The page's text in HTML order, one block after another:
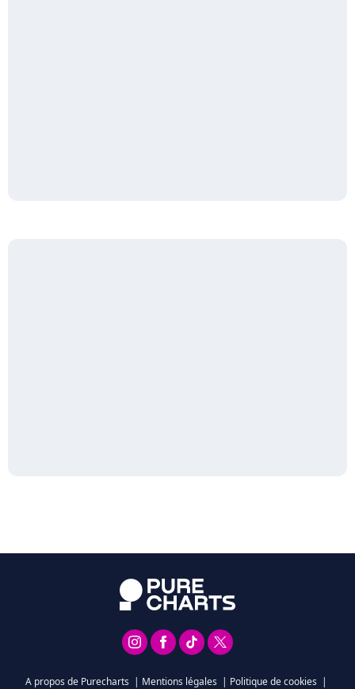
A propos de Purecharts | Mentions légales | Politique de cookies |